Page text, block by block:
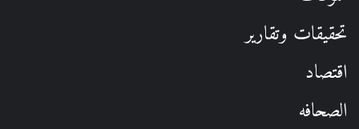
تحقيقات وتقارير
اقتصاد
الصحافه